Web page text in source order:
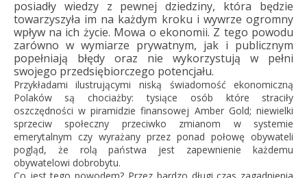
posiadły wiedzy z pewnej dziedziny, która będzie
towarzyszyła im na każdym kroku i wywrze ogromny
wpływ na ich życie. Mowa o ekonomii. Z tego powodu
zarówno w wymiarze prywatnym, jak i publicznym
popełniają błędy oraz nie wykorzystują w pełni
swojego przedsiębiorczego potencjału.
Przykładami ilustrującymi niską świadomość ekonomiczną
Polaków są chociażby: tysiące osób które straciły
oszczędności w piramidzie finansowej Amber Gold; niewielki
sprzeciw społeczny przeciwko zmianom w systemie
emerytalnym czy wyrażany przez ponad połowę obywateli
pogląd, że rolą państwa jest zapewnienie każdemu
obywatelowi dobrobytu.